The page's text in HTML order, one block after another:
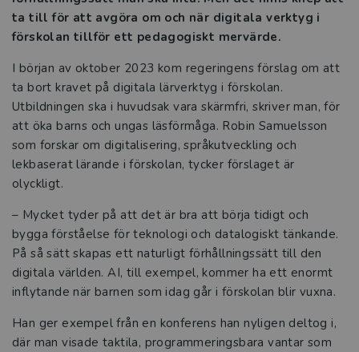
börja
Så möter du barn med särskilda behov i
förskolan
Digitala verktyg i förskolan – så
mycket mer än en skärm
Tre frågor till Kristina Hermansson och
Tre snabba frågor till Birgitta Kennedy
Så ger vi barnen språkets gåva i
förskolan
Språkutveckling som lever kvar och gör
skillnad
ta till för att avgöra om och när digitala verktyg i
förskolan tillför ett pedagogiskt mervärde.
I början av oktober 2023 kom regeringens förslag om att
ta bort kravet på digitala lärverktyg i förskolan.
Utbildningen ska i huvudsak vara skärmfri, skriver man, för
att öka barns och ungas läsförmåga. Robin Samuelsson
som forskar om digitalisering, språkutveckling och
lekbaserat lärande i förskolan, tycker förslaget är
olyckligt.
– Mycket tyder på att det är bra att börja tidigt och
bygga förståelse för teknologi och datalogiskt tänkande.
På så sätt skapas ett naturligt förhållningssätt till den
digitala världen. AI, till exempel, kommer ha ett enormt
inflytande när barnen som idag går i förskolan blir vuxna.
Han ger exempel från en konferens han nyligen deltog i,
där man visade taktila, programmeringsbara vantar som